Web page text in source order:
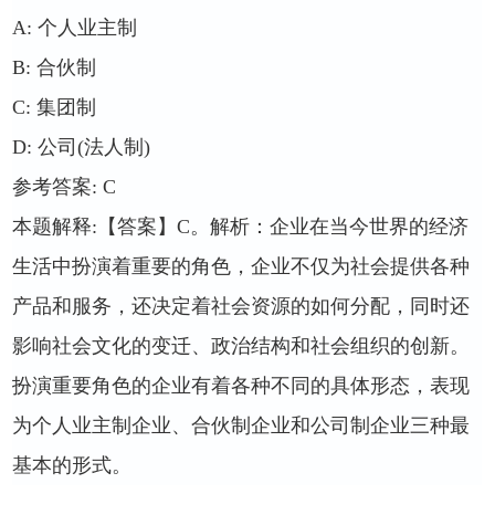
A:个人业主制
B:合伙制
C:集团制
D:公司(法人制)
参考答案: C
本题解释: 【答案】C。解析：企业在当今世界的经济
生活中扮演着重要的角色，企业不仅为社会提供各种
产品和服务，还决定着社会资源的如何分配，同时还
影响社会文化的变迁、政治结构和社会组织的创新。
扮演重要角色的企业有着各种不同的具体形态，表现
为个人业主制企业、合伙制企业和公司制企业三种最
基本的形式。